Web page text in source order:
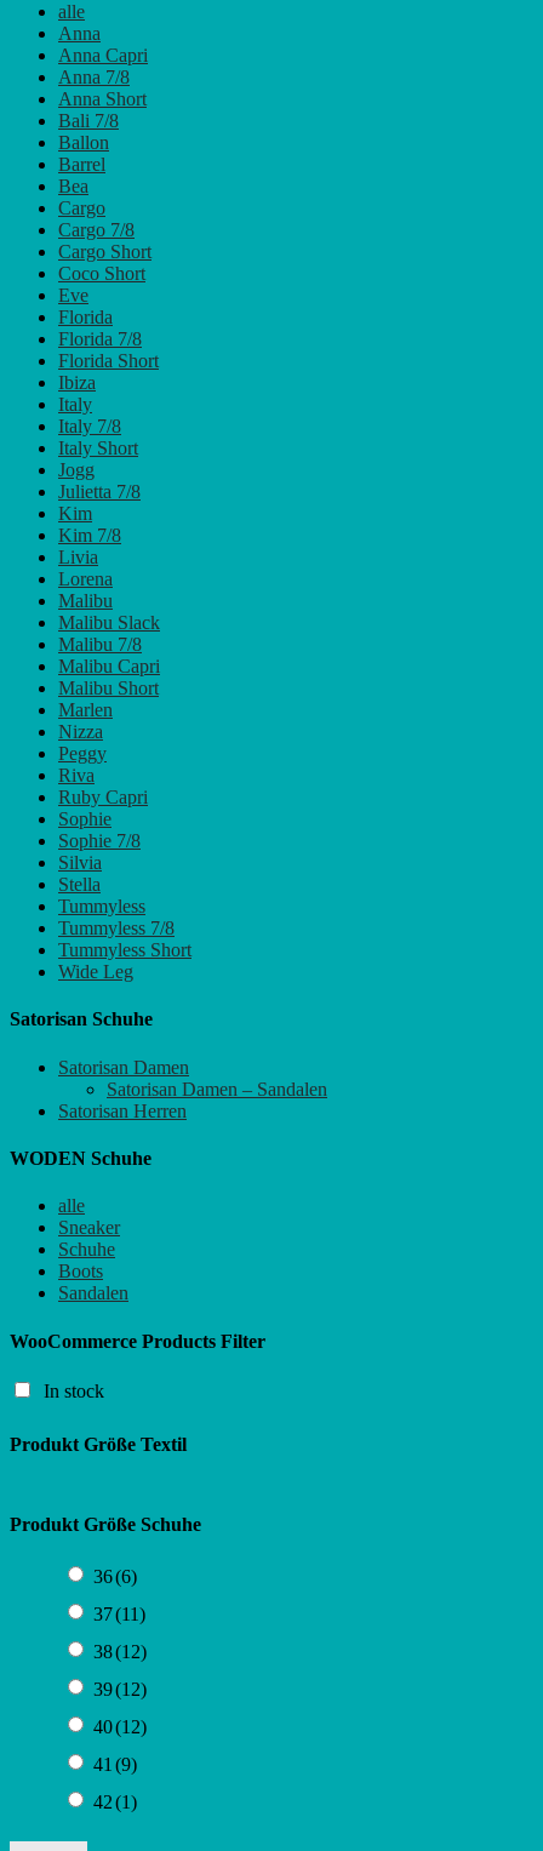
alle
Anna
Anna Capri
Anna 7/8
Anna Short
Bali 7/8
Ballon
Barrel
Bea
Cargo
Cargo 7/8
Cargo Short
Coco Short
Eve
Florida
Florida 7/8
Florida Short
Ibiza
Italy
Italy 7/8
Italy Short
Jogg
Julietta 7/8
Kim
Kim 7/8
Livia
Lorena
Malibu
Malibu Slack
Malibu 7/8
Malibu Capri
Malibu Short
Marlen
Nizza
Peggy
Riva
Ruby Capri
Sophie
Sophie 7/8
Silvia
Stella
Tummyless
Tummyless 7/8
Tummyless Short
Wide Leg
Satorisan Schuhe
Satorisan Damen
Satorisan Damen – Sandalen
Satorisan Herren
WODEN Schuhe
alle
Sneaker
Schuhe
Boots
Sandalen
WooCommerce Products Filter
In stock
Produkt Größe Textil
Produkt Größe Schuhe
36(6)
37(11)
38(12)
39(12)
40(12)
41 (9)
42(1)